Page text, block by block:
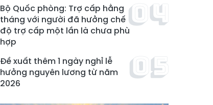
Bộ Quốc phòng: Trợ cấp hằng
tháng với người đã hưởng chế
độ trợ cấp một lần là chưa phù
hợp
Đề xuất thêm 1 ngày nghỉ lễ
hưởng nguyên lương từ năm
2026